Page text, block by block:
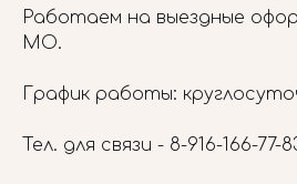
Работаем на выездные
МО.
График работы:
Тел. для связи - 8-916-166-77-